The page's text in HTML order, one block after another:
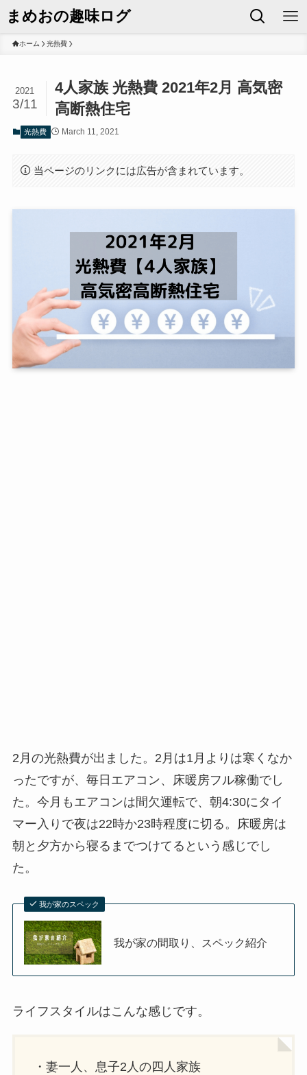
まめおの趣味ログ
ホーム 光熱費
4人家族 光熱費 2021年2月 高気密
高断熱住宅
2021
3/11
光熱費 March 11, 2021
当ページのリンクには広告が含まれています。
2月の光熱費が出ました。2月は1月よりは寒くなか
ったですが、毎日エアコン、床暖房フル稼働でし
た。今月もエアコンは間欠運転で、朝4:30にタイ
マー入りで夜は22時か23時程度に切る。床暖房は
朝と夕方から寝るまでつけてるという感じでし
た。
我が家のスペック
我が家の間取り、スペック紹介
ライフスタイルはこんな感じです。
・妻一人、息子2人の四人家族